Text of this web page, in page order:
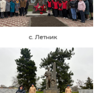
с. Летник